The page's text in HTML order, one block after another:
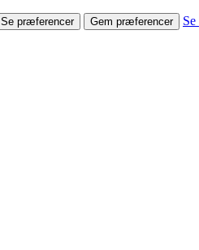
Se præferencer Gem præferencer